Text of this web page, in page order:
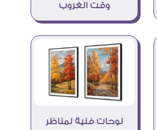
وقت الغروب
لوحات فنية لمناظر